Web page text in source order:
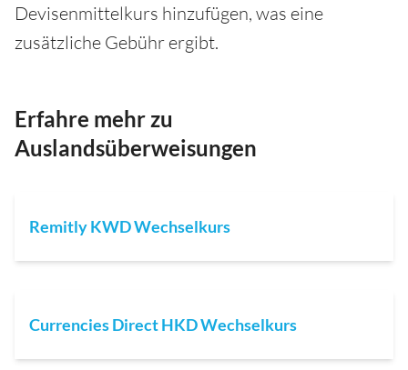
Devisenmittelkurs hinzufügen, was eine
zusätzliche Gebühr ergibt.
Erfahre mehr zu
Auslandsüberweisungen
Remitly KWD Wechselkurs
Currencies Direct HKD Wechselkurs